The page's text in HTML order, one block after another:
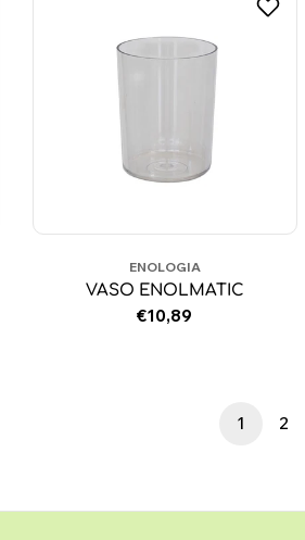
ENOLOGIA
VASO ENOLMATIC
Prezzo
€10,89
1 2